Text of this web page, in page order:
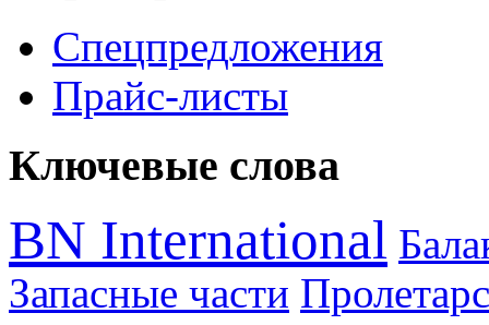
Спецпредложения
Прайс-листы
Ключевые слова
BN International
Запасные части